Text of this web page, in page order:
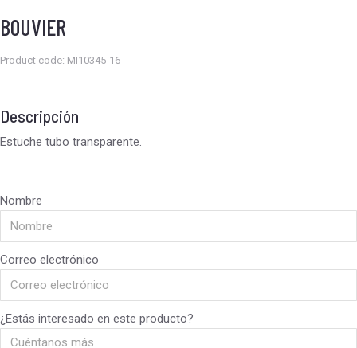
BOUVIER
Product code: MI10345-16
Descripción
Estuche tubo transparente.
Nombre
Correo electrónico
¿Estás interesado en este producto?